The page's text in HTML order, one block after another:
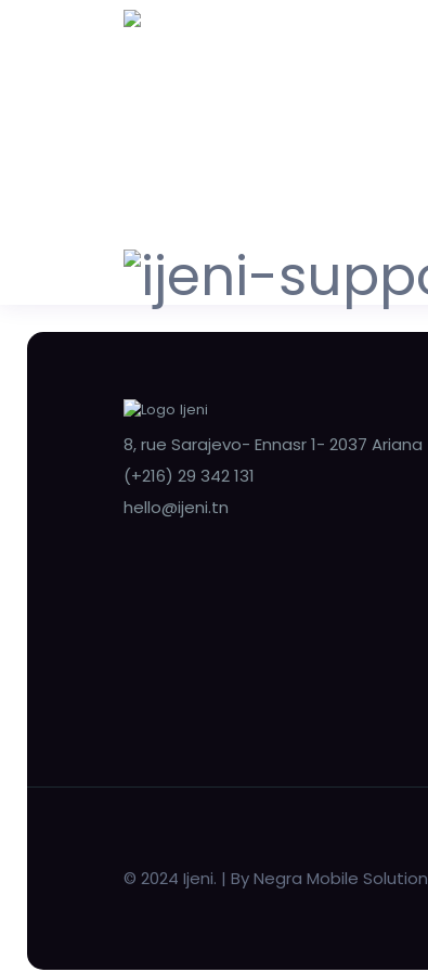
8, rue Sarajevo- Ennasr 1- 2037 Ariana
(+216) 29 342 131
hello@ijeni.tn
© 2024 Ijeni. | By Negra Mobile Solution